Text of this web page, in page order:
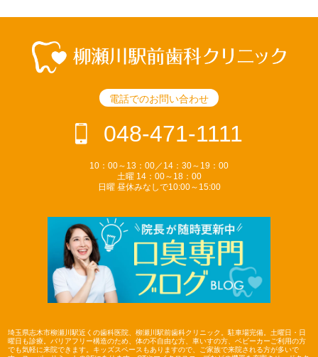
電話でのお問い合わせ
048-471-1111
10：00～13：00／14：30～19：00
土曜 14：00～18：00
日曜 昼休みなしで10:00～15:00
埼玉県志木市柳瀬川駅近くの歯科医院、柳瀬川駅前歯科クリニック。駐車場完備。土曜日・日
曜日も診療。バリアフリー構造のため、体の不自由な方、車いすの方、ベビーカーご利用の方
でも気軽に来院できます。キッズスペースもありますので、ご家族で来院される方が多いで